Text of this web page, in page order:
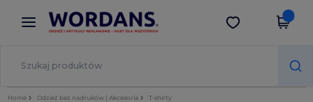
× Aplikacja Wordans
Lepsze ceny w aplikacji!
Pobierz app
Home Odzież bez nadruków | Akcesoria T-shirty